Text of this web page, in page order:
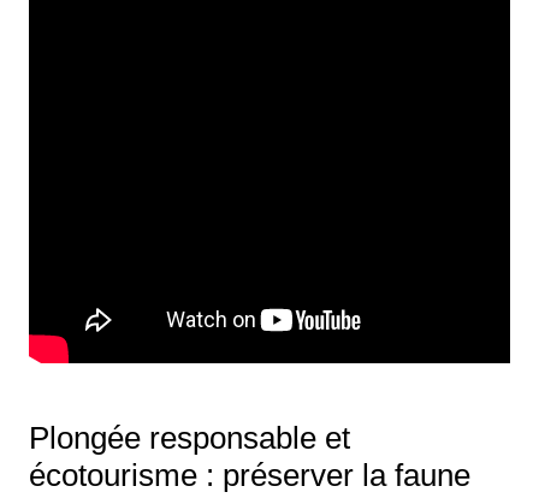
Plongée responsable et
écotourisme : préserver la faune